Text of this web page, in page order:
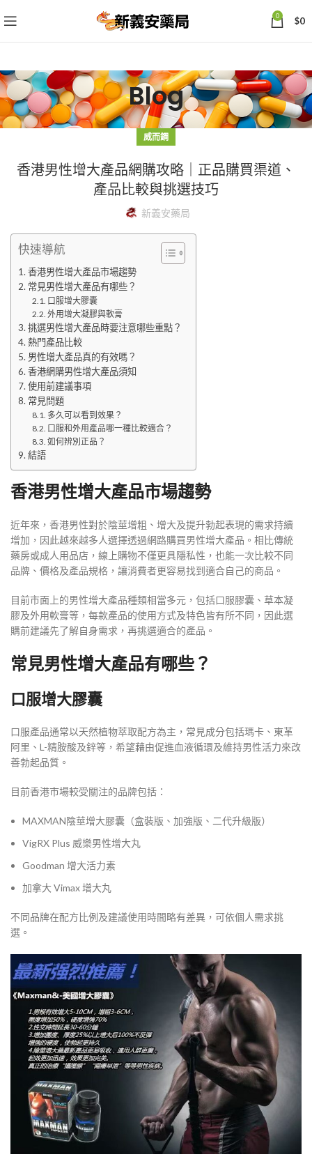
0 $0
Blog
威而鋼
香港男性增大產品網購攻略｜正品購買渠道、
產品比較與挑選技巧
新義安藥局
快速導航
香港男性增大產品市場趨勢
常見男性增大產品有哪些？
口服增大膠囊
外用增大凝膠與軟膏
挑選男性增大產品時要注意哪些重點？
熱門產品比較
男性增大產品真的有效嗎？
香港網購男性增大產品須知
使用前建議事項
常見問題
多久可以看到效果？
口服和外用產品哪一種比較適合？
如何辨別正品？
結語
香港男性增大產品市場趨勢
近年來，香港男性對於陰莖增粗、增大及提升勃起表現的需求持續
增加，因此越來越多人選擇透過網路購買男性增大產品。相比傳統
藥房或成人用品店，線上購物不僅更具隱私性，也能一次比較不同
品牌、價格及產品規格，讓消費者更容易找到適合自己的商品。
目前市面上的男性增大產品種類相當多元，包括口服膠囊、草本凝
膠及外用軟膏等，每款產品的使用方式及特色皆有所不同，因此選
購前建議先了解自身需求，再挑選適合的產品。
常見男性增大產品有哪些？
口服增大膠囊
口服產品通常以天然植物萃取配方為主，常見成分包括瑪卡、東革
阿里、L-精胺酸及鋅等，希望藉由促進血液循環及維持男性活力來改
善勃起品質。
目前香港市場較受關注的品牌包括：
MAXMAN陰莖增大膠囊（盒裝版、加強版、二代升級版）
VigRX Plus 威樂男性增大丸
Goodman 增大活力素
加拿大 Vimax 增大丸
不同品牌在配方比例及建議使用時間略有差異，可依個人需求挑
選。